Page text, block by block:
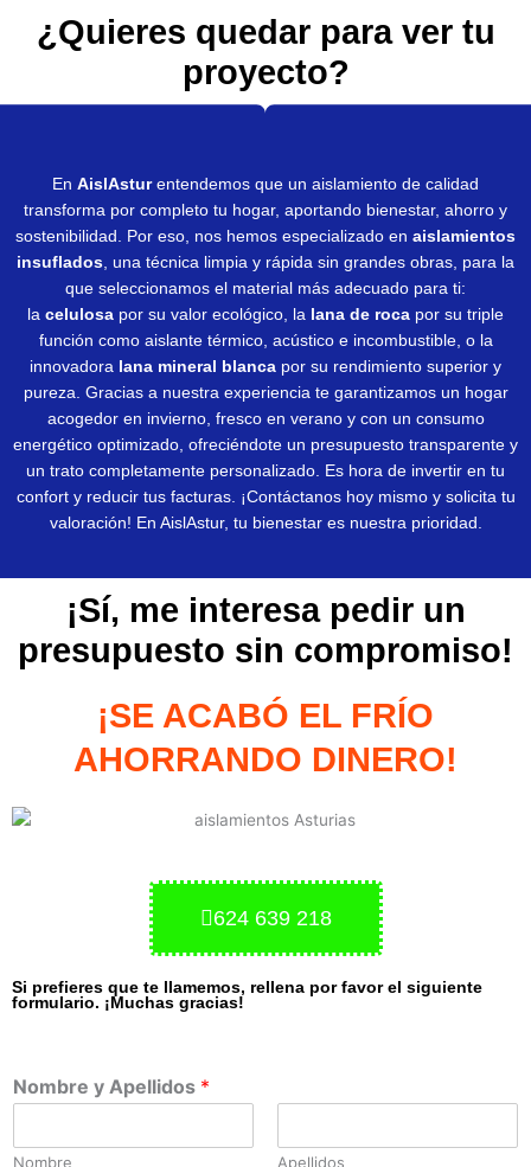
¿Quieres quedar para ver tu
proyecto?
En AislAsturentendemos que un aislamiento de calidad
transforma por completo tu hogar, aportando bienestar, ahorro y
sostenibilidad. Por eso, nos hemos especializado en aislamientos
insuflados , una técnica limpia y rápida sin grandes obras, para la
que seleccionamos el material más adecuado para ti:
la celulosa por su valor ecológico, la lana de roca por su triple
función como aislante térmico, acústico e incombustible, o la
innovadora lana mineral blanca por su rendimiento superior y
pureza. Gracias a nuestra experiencia te garantizamos un hogar
acogedor en invierno, fresco en verano y con un consumo
energético optimizado, ofreciéndote un presupuesto transparente y
un trato completamente personalizado. Es hora de invertir en tu
confort y reducir tus facturas. ¡Contáctanos hoy mismo y solicita tu
valoración! En AislAstur, tu bienestar es nuestra prioridad.
¡Sí, me interesa pedir un
presupuesto sin compromiso!
¡SE ACABÓ EL FRÍO
AHORRANDO DINERO!
624 639 218
Si prefieres que te llamemos, rellena por favor el siguiente
formulario. ¡Muchas gracias!
Nombre y Apellidos *
Nombre Apellidos